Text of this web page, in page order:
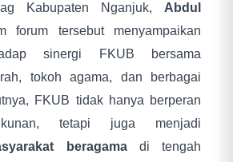
Kabupaten Nganjuk, Abdul
forum tersebut menyampaikan
sinergi FKUB bersama
tokoh agama, dan berbagai
FKUB tidak hanya berperan
tetapi juga menjadi
beragamadi tengah